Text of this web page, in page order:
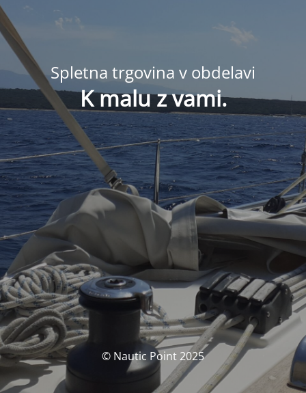
Spletna trgovina v obdelavi
K malu z vami.
© Nautic Point 2025